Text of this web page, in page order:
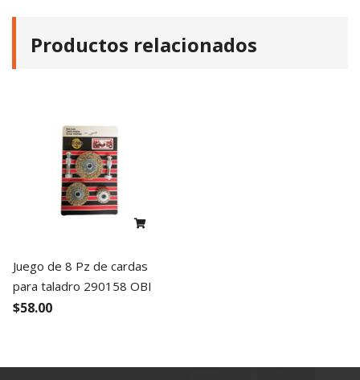
Productos relacionados
Juego de 8 Pz de cardas
para taladro 290158 OBI
$58.00